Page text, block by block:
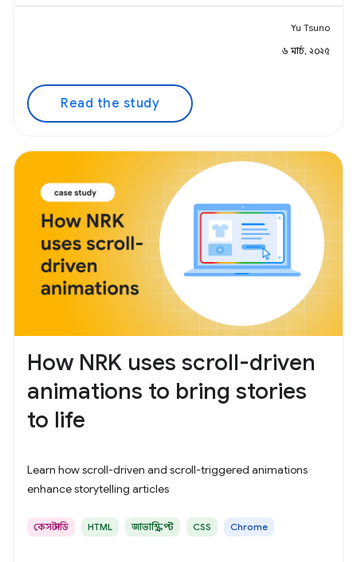
Yu Tsuno
৬ মার্চ, ২০২৫
Read the study
How NRK uses scroll-driven
animations to bring stories
to life
Learn how scroll-driven and scroll-triggered animations
enhance storytelling articles
কেস স্টাডি HTML জাভাস্ক্রিপ্ট CSS Chrome